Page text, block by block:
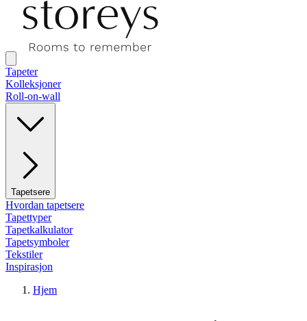
Tapeter
Kolleksjoner
Roll-on-wall
Tapetsere
Hvordan tapetsere
Tapettyper
Tapetkalkulator
Tapetsymboler
Tekstiler
Inspirasjon
Hjem